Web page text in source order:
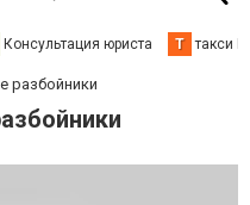
Консультация юриста Т такси
разбойники